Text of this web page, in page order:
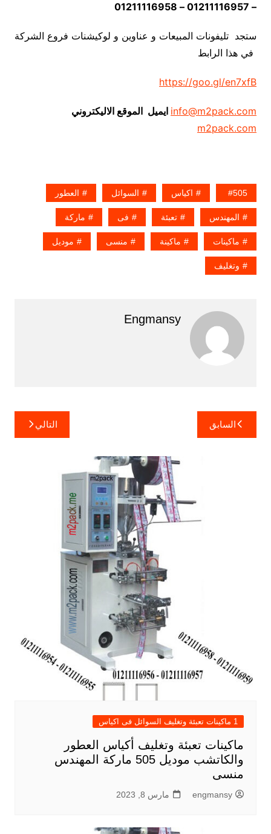
– 01211116957 – 01211116958
ستجد تليفونات المبيعات و عناوين و لوكيشنات فروع الشركة
في هذا الرابط
https://goo.gl/en7xfB
info@m2pack.com ايميل الموقع الاليكتروني
m2pack.com
505 اكياس السوائل العطور
المهندس تعبئة فى ماركة
ماكينات ماكينة منسى موديل
وتغليف
Engmansy
تصفّح
المقالات
السابق التالي
1 ماكينات تعبئة وتغليف السوائل فى اكياس
ماكينات تعبئة وتغليف أكياس العطور
والكاتشب موديل 505 ماركة المهندس
منسى
engmansy مارس 8, 2023